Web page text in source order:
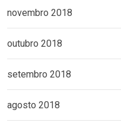
novembro 2018
outubro 2018
setembro 2018
agosto 2018